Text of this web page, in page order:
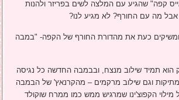
קפה" שהגיע עם המלצה לשים בפריזר ולהנות
מה עם החורף? לא מגיע לנו?
כעת את מהדורת החורף של הקפה- "במבה
הוא תמיד שילוב מנצח, ובבמבה החדשה כל נגיסה
וגם שילוב מרקמים – מהקרנאץ' של הבמבה
מילוי הקפוצ'ינו שמרגיש ממש כמו ממרח שוקולד